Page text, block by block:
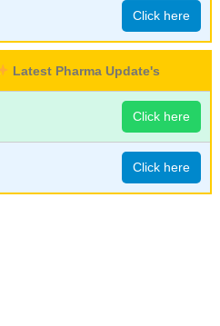
Click here
Latest Pharma Update's
Click here
Click here